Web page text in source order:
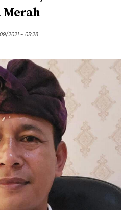
Merah
2021 - 05:28